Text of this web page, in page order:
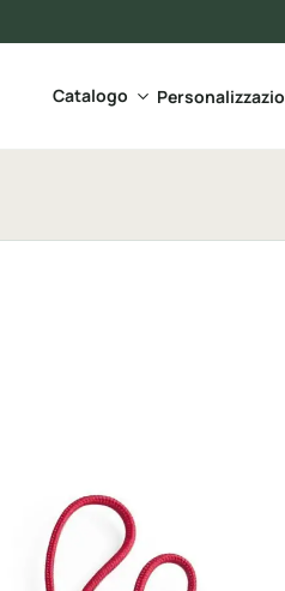
Catalogo Apri le categorie